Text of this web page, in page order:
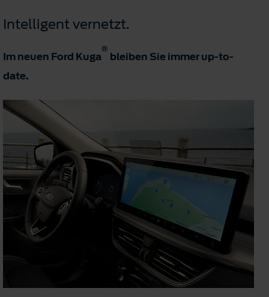
Intelligent vernetzt.
Im neuen Ford Kuga® bleiben Sie immer up-to-
date.